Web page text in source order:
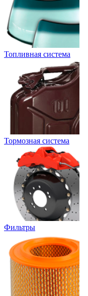
Топливная система
Тормозная система
Фильтры